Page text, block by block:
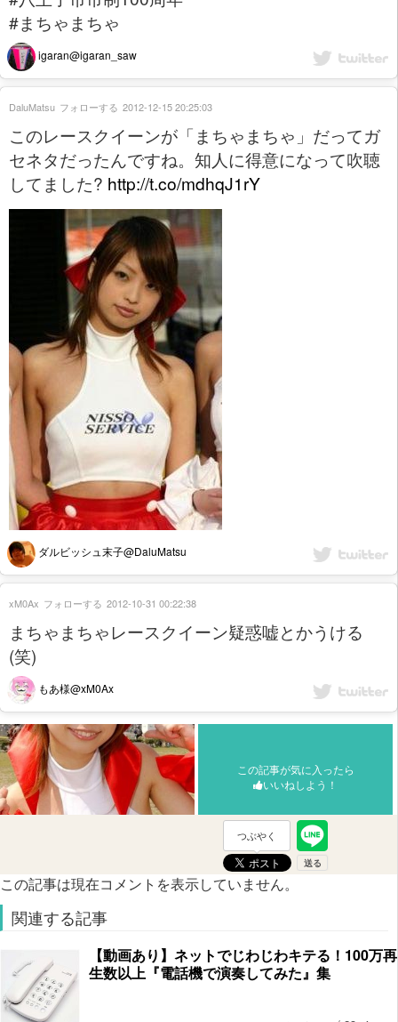
#まちゃまちゃ
igaran@igaran_saw
このレースクイーンが「まちゃまちゃ」だってガ
セネタだったんですね。知人に得意になって吹聴
してました? http://t.co/mdhqJ1rY
ダルビッシュ末子@DaluMatsu
DaluMatsu フォローする 2012-12-15 20:25:03
まちゃまちゃレースクイーン疑惑嘘とかうける
(笑)
もあ様@xM0Ax
xM0Ax フォローする 2012-10-31 00:22:38
この記事が気に入ったら
いいねしよう！
つぶやく
この記事は現在コメントを表示していません。
関連する記事
【動画あり】ネットでじわじわキテる！100万再
生数以上『電話機で演奏してみた』集